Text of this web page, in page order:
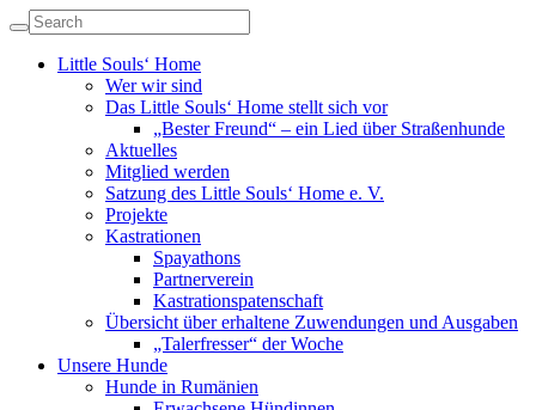
Little Souls‘ Home
Wer wir sind
Das Little Souls‘ Home stellt sich vor
„Bester Freund“ – ein Lied über Straßenhunde
Aktuelles
Mitglied werden
Satzung des Little Souls‘ Home e. V.
Projekte
Kastrationen
Spayathons
Partnerverein
Kastrationspatenschaft
Übersicht über erhaltene Zuwendungen und Ausgaben
„Talerfresser“ der Woche
Unsere Hunde
Hunde in Rumänien